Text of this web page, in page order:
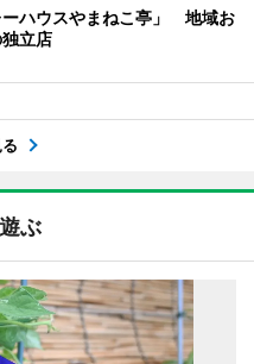
ーハウスやまねこ亭」 地域お
立店
ぶ